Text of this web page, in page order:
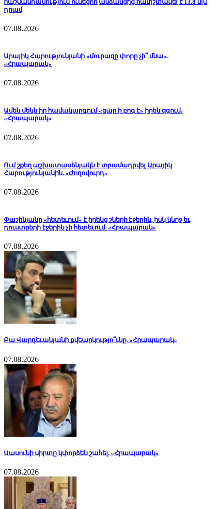
հաշմանդամություն ունեցող անձանցից հափշտակել է 13.8 մլն
դրամ
07.08.2026
Արայիկ Հարությունյանի «մուրազը փորը չի՞ մնա»․
«Հրապարակ»
07.08.2026
Ամեն մեկն իր համակարգում «ցար ի բոգ է» իրեն զգում․
«Հրապարակ»
07.08.2026
Ում շքեղ աշխատասենյակն է տրամադրվել Արայիկ
Հարությունյանին. «Ժողովուրդ»
07.08.2026
Փաշինյանը «հետեւում» է իրենց շների էջերին, իսկ կնոջ եւ
դուստրերի էջերին չի հետեւում. «Հրապարակ»
07.08.2026
Բա Վարդեւանյանի քվեարկությո՞ւնը. «Հրապարակ»
07.08.2026
Սասունի սիրտը կփորձեն շահել. «Հրապարակ»
07.08.2026